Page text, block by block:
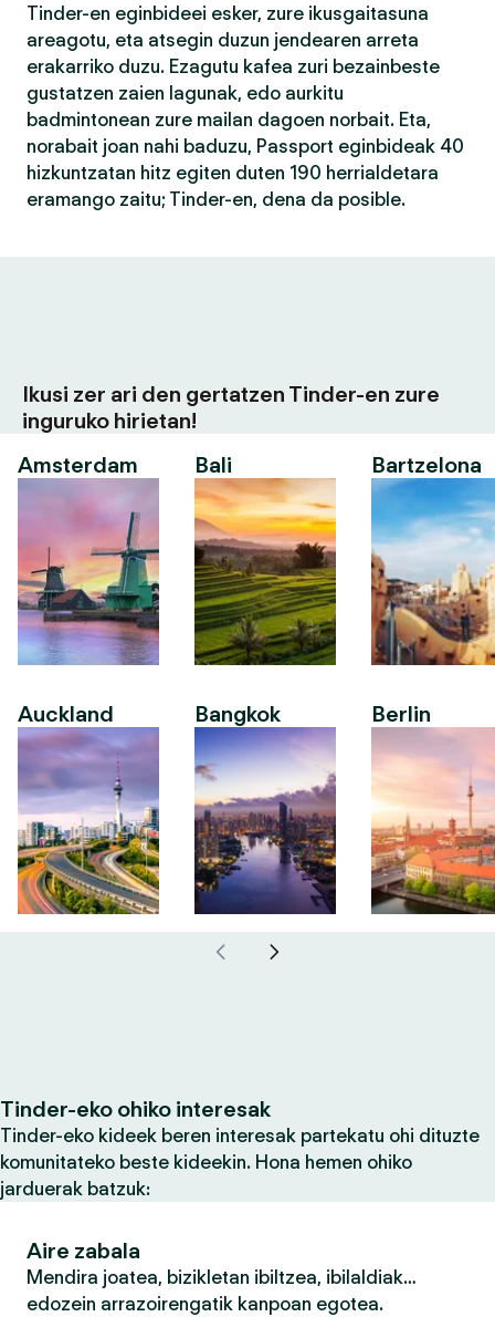
Tinder-en eginbideei esker, zure ikusgaitasuna
areagotu, eta atsegin duzun jendearen arreta
erakarriko duzu. Ezagutu kafea zuri bezainbeste
gustatzen zaien lagunak, edo aurkitu
badmintonean zure mailan dagoen norbait. Eta,
norabait joan nahi baduzu, Passport eginbideak 40
hizkuntzatan hitz egiten duten 190 herrialdetara
eramango zaitu; Tinder-en, dena da posible.
Ikusi zer ari den gertatzen Tinder-en zure
inguruko hirietan!
Amsterdam
Auckland
Bali
Bangkok
Bartzelona
Berlin
Tinder-eko ohiko interesak
Tinder-eko kideek beren interesak partekatu ohi dituzte
komunitateko beste kideekin. Hona hemen ohiko
jarduerak batzuk:
Aire zabala
Mendira joatea, bizikletan ibiltzea, ibilaldiak…
edozein arrazoirengatik kanpoan egotea.